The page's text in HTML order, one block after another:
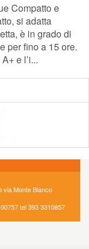
Compatto e
si adatta
è in grado di
per fino a 15 ore.
e l’i...
via Monte Bianco
tel 393 3310857